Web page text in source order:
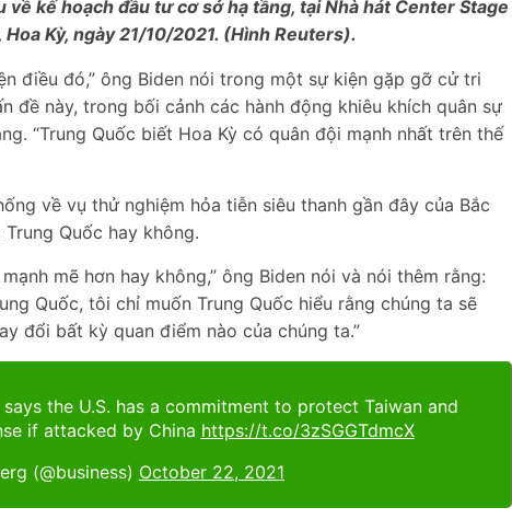
kế hoạch đầu tư cơ sở hạ tầng, tại Nhà hát Center Stage
Kỳ, ngày 21/10/2021. (Hình Reuters).
điều đó,” ông Biden nói trong một sự kiện gặp gỡ cử tri
đề này, trong bối cảnh các hành động khiêu khích quân sự
“Trung Quốc biết Hoa Kỳ có quân đội mạnh nhất trên thế
về vụ thử nghiệm hỏa tiễn siêu thanh gần đây của Bắc
Quốc hay không.
mẽ hơn hay không,” ông Biden nói và nói thêm rằng:
Quốc, tôi chỉ muốn Trung Quốc hiểu rằng chúng ta sẽ
đổi bất kỳ quan điểm nào của chúng ta.”
the U.S. has a commitment to protect Taiwan and
if attacked by China https://t.co/3zSGGTdmcX
(@business) October 22, 2021